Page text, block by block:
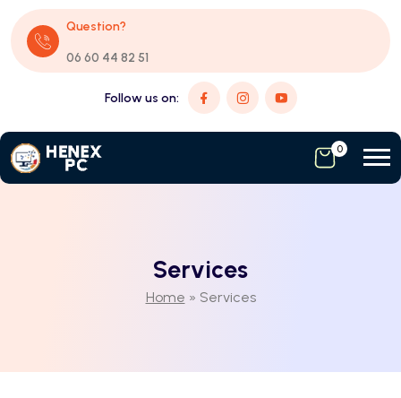
Question?
06 60 44 82 51
Follow us on:
0
Services
Home » Services